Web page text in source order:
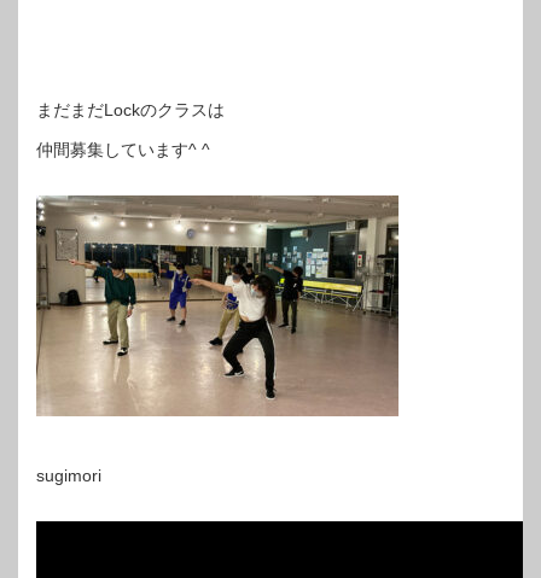
まだまだLockのクラスは
仲間募集しています^ ^
sugimori